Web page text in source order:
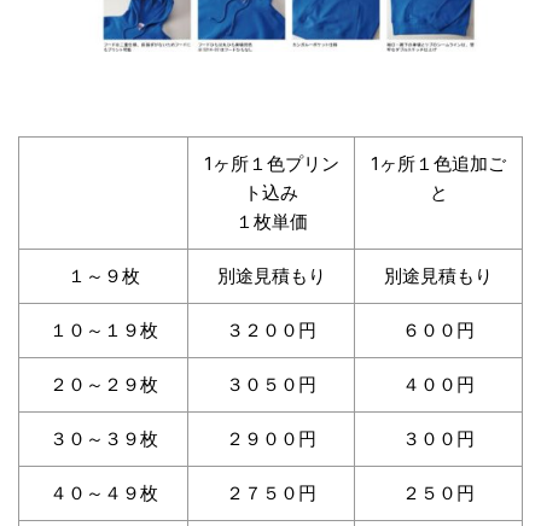
1ヶ所１色プリン
ト込み
１枚単価
1ヶ所１色追加ご
と
１～９枚 別途見積もり 別途見積もり
１０～１９枚 ３２００円 ６００円
２０～２９枚 ３０５０円 ４００円
３０～３９枚 ２９００円 ３００円
４０～４９枚 ２７５０円 ２５０円